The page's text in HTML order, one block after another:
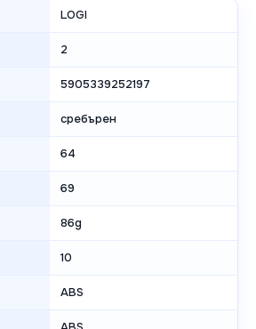
LOGI
2
5905339252197
сребърен
64
69
86g
10
ABS